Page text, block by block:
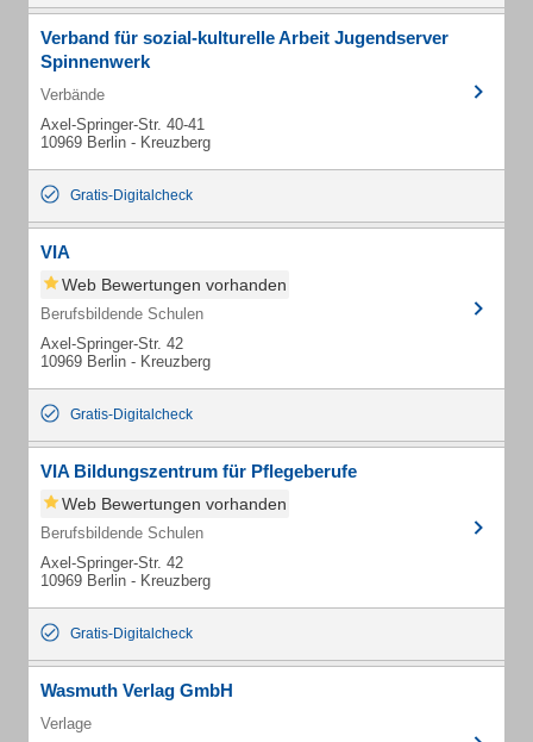
Verband für sozial-kulturelle Arbeit Jugendserver
Spinnenwerk
Verbände
Axel-Springer-Str. 40-41
10969 Berlin - Kreuzberg
Gratis-Digitalcheck
VIA
Web Bewertungen vorhanden
Berufsbildende Schulen
Axel-Springer-Str. 42
10969 Berlin - Kreuzberg
Gratis-Digitalcheck
VIA Bildungszentrum für Pflegeberufe
Web Bewertungen vorhanden
Berufsbildende Schulen
Axel-Springer-Str. 42
10969 Berlin - Kreuzberg
Gratis-Digitalcheck
Wasmuth Verlag GmbH
Verlage